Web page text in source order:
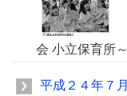
会 小立保育所～
平成２４年７月